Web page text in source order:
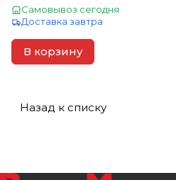
Самовывоз сегодня
Доставка завтра
В корзину
Назад к списку